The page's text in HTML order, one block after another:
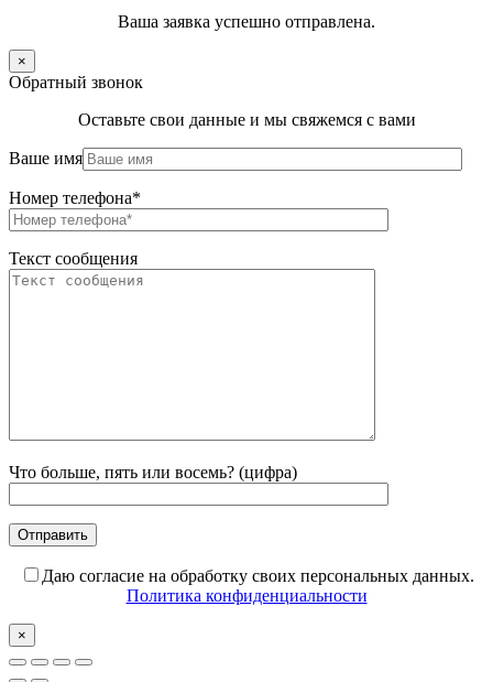
Ваша заявка успешно отправлена.
×
Обратный звонок
Оставьте свои данные и мы свяжемся с вами
Ваше имя
Номер телефона*
Текст сообщения
Что больше, пять или восемь? (цифра)
Даю согласие на обработку своих персональных данных.
Политика конфиденциальности
×